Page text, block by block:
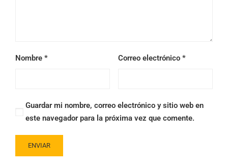
Nombre * Correo electrónico *
Guardar mi nombre, correo electrónico y sitio web en
este navegador para la próxima vez que comente.